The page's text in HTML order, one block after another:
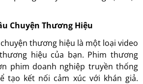
Chuyện Thương Hiệu
thương hiệu là một loại video
hiệu của bạn. Phim thương
phim doanh nghiệp truyền thống
tạo kết nối cảm xúc với khán giả.